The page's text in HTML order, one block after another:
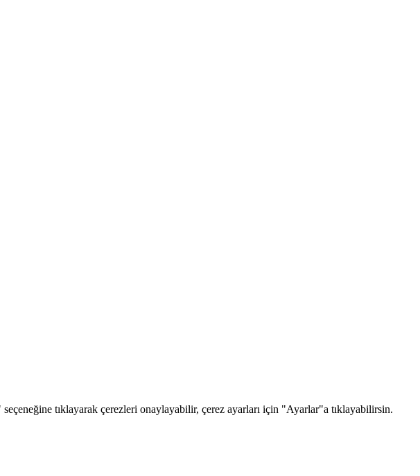
tıklayarak çerezleri onaylayabilir, çerez ayarları için "Ayarlar"a tıklayabilirsin.